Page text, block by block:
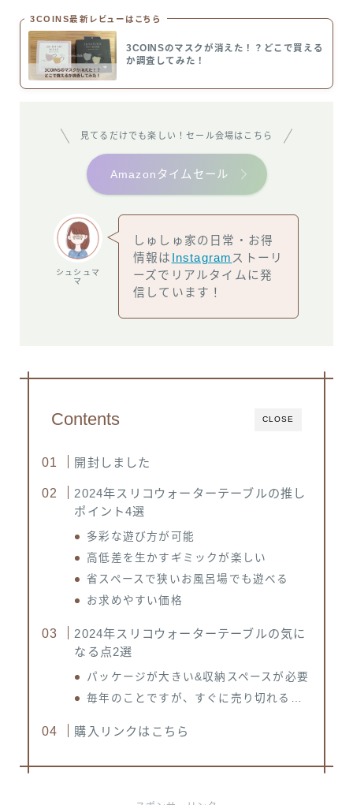
3COINS最新レビューはこちら
3COINSのマスクが消えた！？どこで買える
か調査してみた！
見てるだけでも楽しい！セール会場はこちら
Amazonタイムセール
シュシュマ
マ
しゅしゅ家の日常・お得
情報は Instagram ストーリ
ーズでリアルタイムに発
信しています！
CLOSE
Contents
開封しました
2024年スリコウォーターテーブルの推し
ポイント4選
多彩な遊び方が可能
高低差を生かすギミックが楽しい
省スペースで狭いお風呂場でも遊べる
お求めやすい価格
2024年スリコウォーターテーブルの気に
なる点2選
パッケージが大きい&収納スペースが必要
毎年のことですが、すぐに売り切れる…
購入リンクはこちら